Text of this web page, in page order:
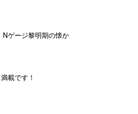
ゲージ黎明期の懐か
載です！